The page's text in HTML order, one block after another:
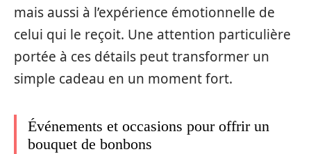
mais aussi à l’expérience émotionnelle de
celui qui le reçoit. Une attention particulière
portée à ces détails peut transformer un
simple cadeau en un moment fort.
Événements et occasions pour offrir un
bouquet de bonbons